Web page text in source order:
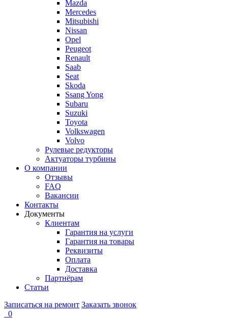
Mazda
Mercedes
Mitsubishi
Nissan
Opel
Peugeot
Renault
Saab
Seat
Skoda
Ssang Yong
Subaru
Suzuki
Toyota
Volkswagen
Volvo
Рулевые редукторы
Актуаторы турбины
О компании
Отзывы
FAQ
Вакансии
Контакты
Документы
Клиентам
Гарантия на услуги
Гарантия на товары
Реквизиты
Оплата
Доставка
Партнёрам
Статьи
Записаться на ремонт Заказать звонок
0